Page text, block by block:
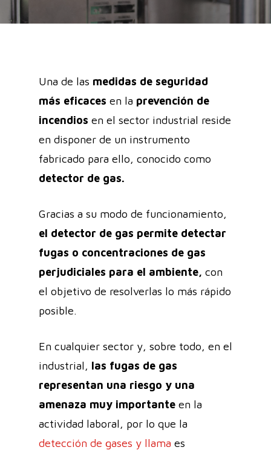
Una de las medidas de seguridad
más eficaces en la prevención de
incendios en el sector industrial reside
en disponer de un instrumento
fabricado para ello, conocido como
detector de gas.
Gracias a su modo de funcionamiento,
el detector de gas permite detectar
fugas o concentraciones de gas
perjudiciales para el ambiente, con
el objetivo de resolverlas lo más rápido
posible.
En cualquier sector y, sobre todo, en el
industrial, las fugas de gas
representan una riesgo y una
amenaza muy importante en la
actividad laboral, por lo que la
detección de gases y llama es